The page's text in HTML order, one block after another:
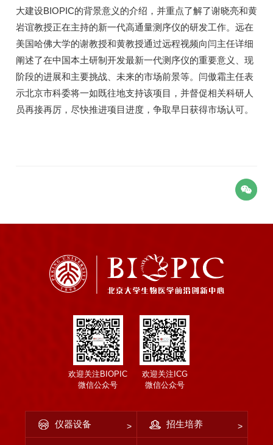
大建设BIOPIC的背景意义的介绍，并重点了解了谢晓亮和黄
岩谊教授正在主持的新一代高通量测序仪的研发工作。远在
美国哈佛大学的谢教授和黄教授通过远程视频向闫主任详细
阐述了在中国本土研制开发最新一代测序仪的重要意义、现
阶段的进展和主要挑战、未来的市场前景等。闫傲霜主任表
示北京市科委将一如既往地支持该项目，并督促相关科研人
员再接再厉，尽快推进项目进度，争取早日获得市场认可。
欢迎关注BIOPIC
微信公众号
欢迎关注ICG
微信公众号
仪器设备 招生培养